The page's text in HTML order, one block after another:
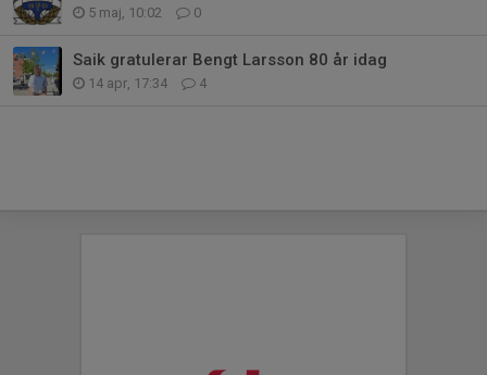
5 maj, 10:02 0
Saik gratulerar Bengt Larsson 80 år idag
14 apr, 17:34 4